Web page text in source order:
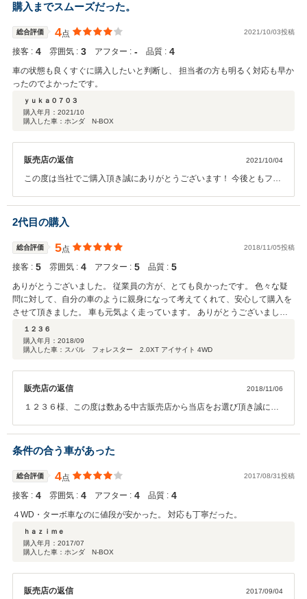
購入までスムーズだった。
総合評価 4点 2021/10/03投稿
接客 : 4 雰囲気 : 3 アフター : ‐ 品質 : 4
車の状態も良くすぐに購入したいと判断し、 担当者の方も明るく対応も早か
ったのでよかったです。
ｙｕｋａ０７０３
購入年月： 2021/10
購入した車：ホンダ N-BOX
販売店の返信 2021/10/04
この度は当社でご購入頂き誠にありがとうございます！ 今後ともフェ
もご連絡下さい。
2代目の購入
総合評価 5点 2018/11/05投稿
接客 : 5 雰囲気 : 4 アフター : 5 品質 : 5
ありがとうございました。 従業員の方が、とても良かったです。 色々な疑
問に対して、自分の車のように親身になって考えてくれて、安心して購入を
させて頂きました。 車も元気よく走っています。 ありがとうございまし
た。１２３６
購入年月： 2018/09
購入した車：スバル フォレスター 2.0XT アイサイト 4WD
販売店の返信 2018/11/06
１２３６様、この度は数ある中古販売店から当店をお選び頂き誠にあ
タッフ一同嬉しく思います。納車後もご満足頂ける様、 しっかりアフ
ターフォローさせて頂きます。お車のご購入は本当に縁があってのお
付き合いだと感じております。 今後ともこの縁が末永く続くようにご
対応させて頂きます。 この度は誠にありがとうございます。
条件の合う車があった
総合評価 4点 2017/08/31投稿
接客 : 4 雰囲気 : 4 アフター : 4 品質 : 4
４WD・ターボ車なのに値段が安かった。 対応も丁寧だった。
ｈａｚｉｍｅ
購入年月： 2017/07
購入した車：ホンダ N-BOX
販売店の返信 2017/09/04